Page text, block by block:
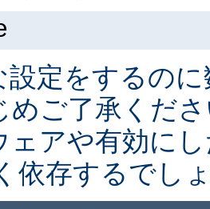
設定をするの
めご了承くだ
ェアや有効に
依存するでし